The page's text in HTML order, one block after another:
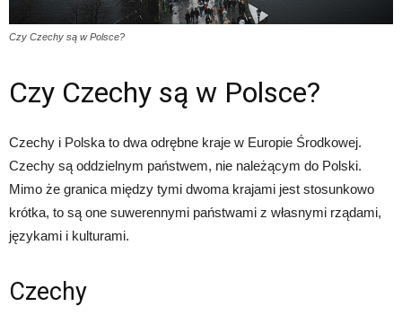
Czy Czechy są w Polsce?
Czy Czechy są w Polsce?
Czechy i Polska to dwa odrębne kraje w Europie Środkowej.
Czechy są oddzielnym państwem, nie należącym do Polski.
Mimo że granica między tymi dwoma krajami jest stosunkowo
krótka, to są one suwerennymi państwami z własnymi rządami,
językami i kulturami.
Czechy